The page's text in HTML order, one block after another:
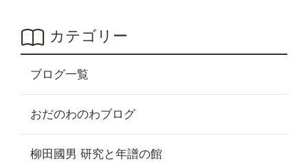
カテゴリー
ブログ一覧
おだのわのわブログ
柳田國男 研究と年譜の館